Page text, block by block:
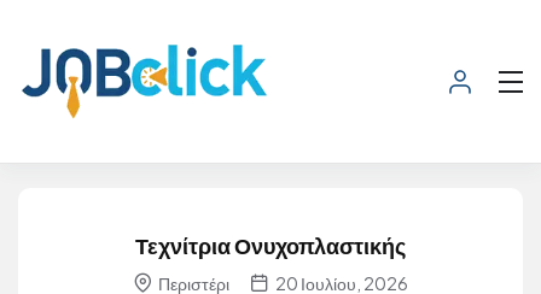
Τεχνίτρια Ονυχοπλαστικής
Περιστέρι 20 Ιουλίου, 2026